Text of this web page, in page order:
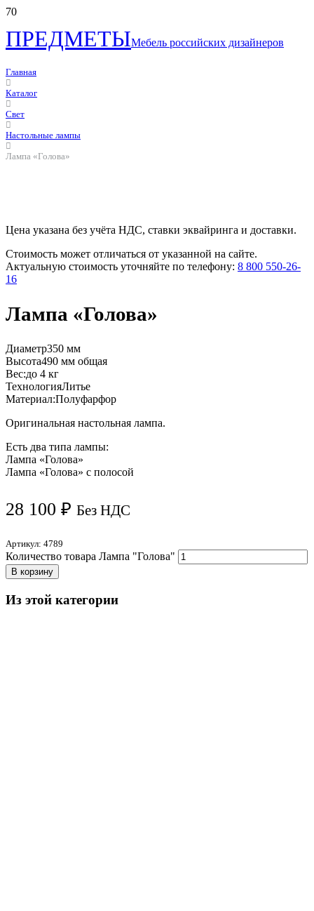
ПРЕДМЕТЫМебель российских дизайнеров
Главная
Каталог
Свет
Настольные лампы
Лампа «Голова»
Цена указана без учёта НДС, ставки эквайринга и доставки.
Стоимость может отличаться от указанной на сайте.
Актуальную стоимость уточняйте по телефону: 8 800 550-26-
16
Лампа «Голова»
Диаметр350 мм
Высота490 мм общая
Вес:до 4 кг
ТехнологияЛитье
Материал:Полуфарфор
Оригинальная настольная лампа.
Есть два типа лампы:
Лампа «Голова»
Лампа «Голова» с полосой
28 100 ₽ Без НДС
Артикул: 4789
Количество товара Лампа "Голова"
В корзину
Из этой категории